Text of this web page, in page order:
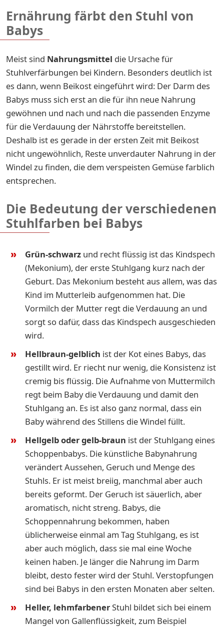
Ernährung färbt den Stuhl von
Babys
Meist sind Nahrungsmittel die Ursache für
Stuhlverfärbungen bei Kindern. Besonders deutlich ist
es dann, wenn Beikost eingeführt wird: Der Darm des
Babys muss sich erst an die für ihn neue Nahrung
gewöhnen und nach und nach die passenden Enzyme
für die Verdauung der Nährstoffe bereitstellen.
Deshalb ist es gerade in der ersten Zeit mit Beikost
nicht ungewöhnlich, Reste unverdauter Nahrung in der
Windel zu finden, die dem verspeisten Gemüse farblich
entsprechen.
Die Bedeutung der verschiedenen
Stuhlfarben bei Babys
Grün-schwarz und recht flüssig ist das Kindspech
(Mekonium), der erste Stuhlgang kurz nach der
Geburt. Das Mekonium besteht aus allem, was das
Kind im Mutterleib aufgenommen hat. Die
Vormilch der Mutter regt die Verdauung an und
sorgt so dafür, dass das Kindspech ausgeschieden
wird.
Hellbraun-gelblich ist der Kot eines Babys, das
gestillt wird. Er riecht nur wenig, die Konsistenz ist
cremig bis flüssig. Die Aufnahme von Muttermilch
regt beim Baby die Verdauung und damit den
Stuhlgang an. Es ist also ganz normal, dass ein
Baby während des Stillens die Windel füllt.
Hellgelb oder gelb-braun ist der Stuhlgang eines
Schoppenbabys. Die künstliche Babynahrung
verändert Aussehen, Geruch und Menge des
Stuhls. Er ist meist breiig, manchmal aber auch
bereits geformt. Der Geruch ist säuerlich, aber
aromatisch, nicht streng. Babys, die
Schoppennahrung bekommen, haben
üblicherweise einmal am Tag Stuhlgang, es ist
aber auch möglich, dass sie mal eine Woche
keinen haben. Je länger die Nahrung im Darm
bleibt, desto fester wird der Stuhl. Verstopfungen
sind bei Babys in den ersten Monaten aber selten.
Heller, lehmfarbenerStuhl bildet sich bei einem
Mangel von Gallenflüssigkeit, zum Beispiel